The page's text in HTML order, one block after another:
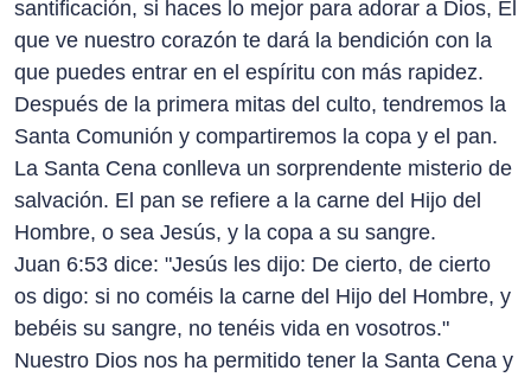
santificación, si haces lo mejor para adorar a Dios, Él
que ve nuestro corazón te dará la bendición con la
que puedes entrar en el espíritu con más rapidez.
Después de la primera mitas del culto, tendremos la
Santa Comunión y compartiremos la copa y el pan.
La Santa Cena conlleva un sorprendente misterio de
salvación. El pan se refiere a la carne del Hijo del
Hombre, o sea Jesús, y la copa a su sangre.
Juan 6:53 dice: "Jesús les dijo: De cierto, de cierto
os digo: si no coméis la carne del Hijo del Hombre, y
bebéis su sangre, no tenéis vida en vosotros."
Nuestro Dios nos ha permitido tener la Santa Cena y